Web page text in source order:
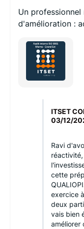
Un
d'amélioration :
ITSET
03/12/
Ravi
cette
exercice
deux
vais bien
améliorer